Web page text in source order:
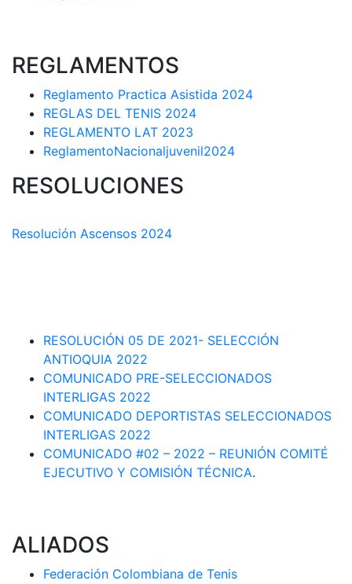
REGLAMENTOS
Reglamento Practica Asistida 2024
REGLAS DEL TENIS 2024
REGLAMENTO LAT 2023
ReglamentoNacionaljuvenil2024
RESOLUCIONES
Resolución Ascensos 2024
RESOLUCIÓN 05 DE 2021- SELECCIÓN
ANTIOQUIA 2022
COMUNICADO PRE-SELECCIONADOS
INTERLIGAS 2022
COMUNICADO DEPORTISTAS SELECCIONADOS
INTERLIGAS 2022
COMUNICADO #02 – 2022 – REUNIÓN COMITÉ
EJECUTIVO Y COMISIÓN TÉCNICA.
ALIADOS
Federación Colombiana de Tenis